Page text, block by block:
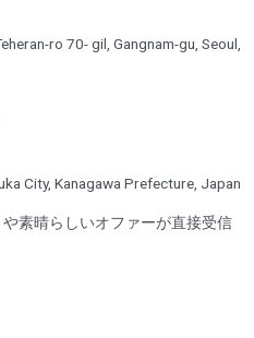
ro 70- gil, Gangnam-gu, Seoul,
City, Kanagawa Prefecture, Japan
素晴らしいオファーが直接受信